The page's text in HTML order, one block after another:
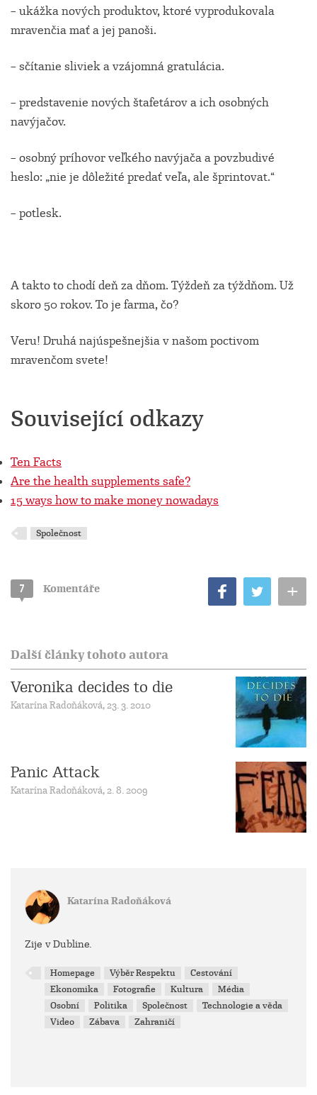
– ukážka nových produktov, ktoré vyprodukovala
mravenčia mať a jej panoši.
– sčítanie sliviek a vzájomná gratulácia.
– predstavenie nových štafetárov a ich osobných
navýjačov.
– osobný príhovor veľkého navýjača a povzbudivé
heslo: „nie je dôležité predať veľa, ale šprintovat.“
– potlesk.
A takto to chodí deň za dňom. Týždeň za týždňom. Už
skoro 50 rokov. To je farma, čo?
Veru! Druhá najúspešnejšia v našom poctivom
mravenčom svete!
Související odkazy
Ten Facts
Are the health supplements safe?
15 ways how to make money nowadays
Společnost
7 Komentáře +
Další články tohoto autora
Veronika decides to die
Katarína Radoňáková, 23. 3. 2010
Panic Attack
Katarína Radoňáková, 2. 8. 2009
Katarína Radoňáková
Zije v Dubline.
Homepage Výběr Respektu
Cestování
Ekonomika
Fotografie Kultura
Média
Osobní
Politika Společnost
Technologie a věda
Video
Zábava Zahraničí